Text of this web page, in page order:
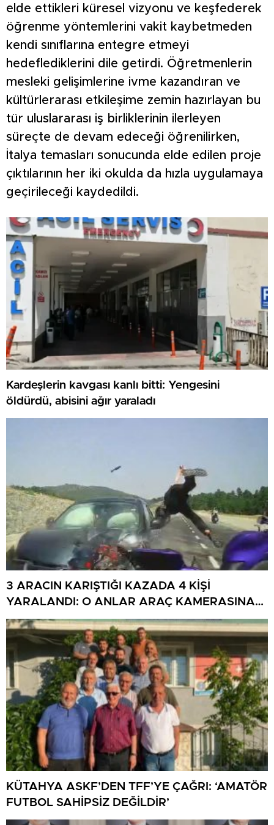
elde ettikleri küresel vizyonu ve keşfederek
öğrenme yöntemlerini vakit kaybetmeden
kendi sınıflarına entegre etmeyi
hedeflediklerini dile getirdi. Öğretmenlerin
mesleki gelişimlerine ivme kazandıran ve
kültürlerarası etkileşime zemin hazırlayan bu
tür uluslararası iş birliklerinin ilerleyen
süreçte de devam edeceği öğrenilirken,
İtalya temasları sonucunda elde edilen proje
çıktılarının her iki okulda da hızla uygulamaya
geçirileceği kaydedildi.
Kardeşlerin kavgası kanlı bitti: Yengesini
öldürdü, abisini ağır yaraladı
3 ARACIN KARIŞTIĞI KAZADA 4 KİŞİ
YARALANDI: O ANLAR ARAÇ KAMERASINA
YANSIDI
KÜTAHYA ASKF’DEN TFF’YE ÇAĞRI: ‘AMATÖR
FUTBOL SAHİPSİZ DEĞİLDİR’